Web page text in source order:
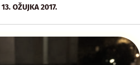
13. OŽUJKA 2017.